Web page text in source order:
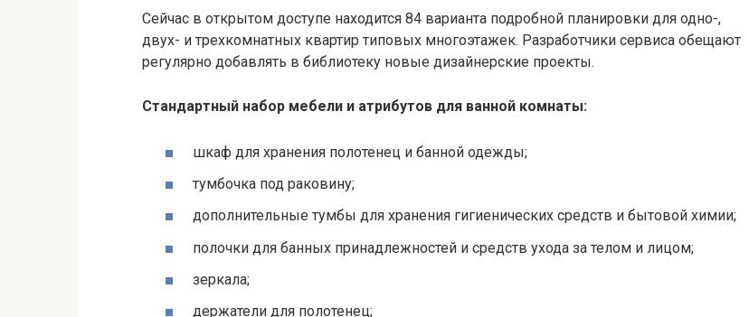
Сейчас в открытом доступе находится 84 варианта подробной планировки для одно-,
двух- и трехкомнатных квартир типовых многоэтажек. Разработчики сервиса обещают
регулярно добавлять в библиотеку новые дизайнерские проекты.
Стандартный набор мебели и атрибутов для ванной комнаты:
шкаф для хранения полотенец и банной одежды;
тумбочка под раковину;
дополнительные тумбы для хранения гигиенических средств и бытовой химии;
полочки для банных принадлежностей и средств ухода за телом и лицом;
зеркала;
держатели для полотенец;